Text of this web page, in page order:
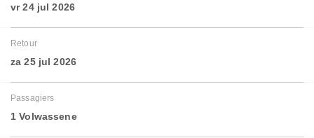
vr 24 jul 2026
Retour
za 25 jul 2026
Passagiers
1 Volwassene